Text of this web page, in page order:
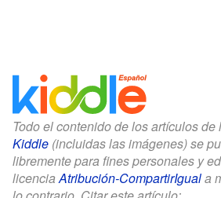
Todo el contenido de los artículos de
Kiddle (incluidas las imágenes) se
libremente para fines personales y
licenciaAtribución-CompartirIguala